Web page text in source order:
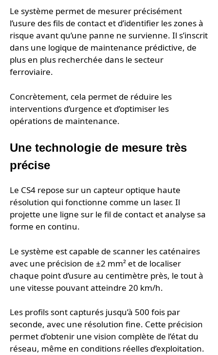
Le système permet de mesurer précisément
l’usure des fils de contact et d’identifier les zones à
risque avant qu’une panne ne survienne. Il s’inscrit
dans une logique de maintenance prédictive, de
plus en plus recherchée dans le secteur
ferroviaire.
Concrètement, cela permet de réduire les
interventions d’urgence et d’optimiser les
opérations de maintenance.
Une technologie de mesure très
précise
Le CS4 repose sur un capteur optique haute
résolution qui fonctionne comme un laser. Il
projette une ligne sur le fil de contact et analyse sa
forme en continu.
Le système est capable de scanner les caténaires
avec une précision de ±2 mm² et de localiser
chaque point d’usure au centimètre près, le tout à
une vitesse pouvant atteindre 20 km/h.
Les profils sont capturés jusqu’à 500 fois par
seconde, avec une résolution fine. Cette précision
permet d’obtenir une vision complète de l’état du
réseau, même en conditions réelles d’exploitation.